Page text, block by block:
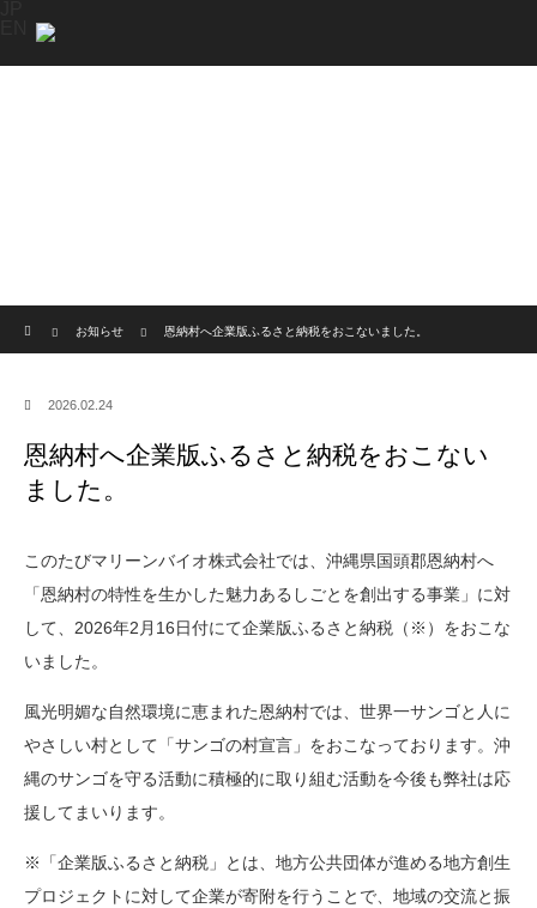
お知らせ
恩納村へ企業版ふるさと納税をおこないました。
2026.02.24
恩納村へ企業版ふるさと納税をおこない
ました。
このたびマリーンバイオ株式会社では、沖縄県国頭郡恩納村へ
「恩納村の特性を生かした魅力あるしごとを創出する事業」に対
して、2026年2月16日付にて企業版ふるさと納税（※）をおこな
いました。
風光明媚な自然環境に恵まれた恩納村では、世界一サンゴと人に
やさしい村として「サンゴの村宣言」をおこなっております。沖
縄のサンゴを守る活動に積極的に取り組む活動を今後も弊社は応
援してまいります。
※「企業版ふるさと納税」とは、地方公共団体が進める地方創生
プロジェクトに対して企業が寄附を行うことで、地域の交流と振